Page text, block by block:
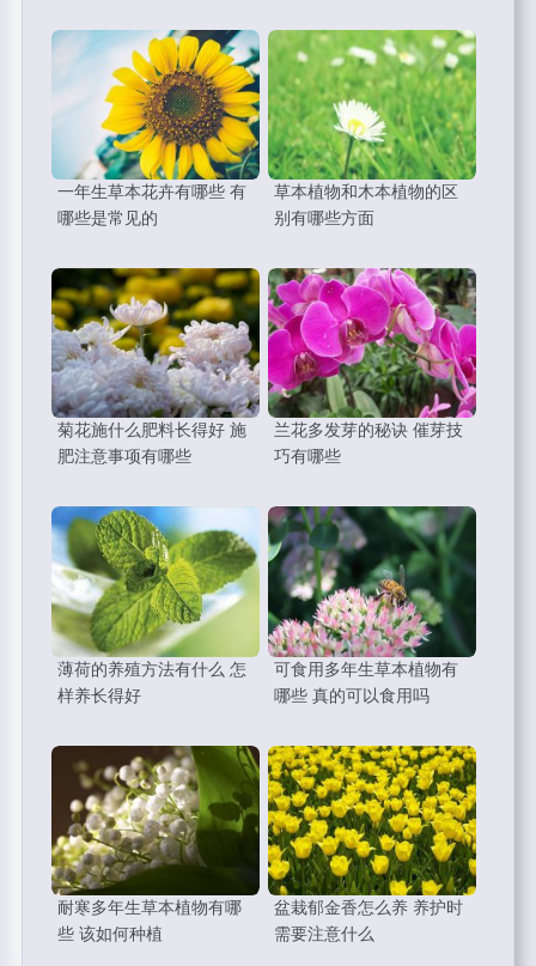
一年生草本花卉有哪些 有
哪些是常见的
草本植物和木本植物的区
别有哪些方面
菊花施什么肥料长得好 施
肥注意事项有哪些
兰花多发芽的秘诀 催芽技
巧有哪些
薄荷的养殖方法有什么 怎
样养长得好
可食用多年生草本植物有
哪些 真的可以食用吗
耐寒多年生草本植物有哪
些 该如何种植
盆栽郁金香怎么养 养护时
需要注意什么